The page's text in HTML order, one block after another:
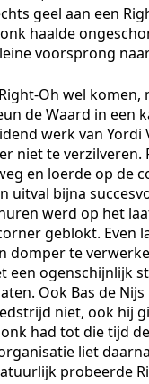
geel aan een
haalde
voorsprong
Oh wel komen,
de Waard in een
werk van Yordi
niet te verzilveren.
en loerde op de
uitval bijna
werd op het
geblokt. Even
domper te
een ogenschijnlijk
Ook Bas de
niet, ook hij
had tot die tijd
liet
probeerde